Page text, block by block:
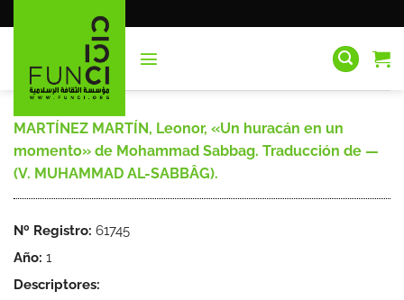
al
MARTÍNEZ MARTÍN, Leonor, «Un huracán en un
momento» de Mohammad Sabbag. Traducción de —
(V. MUHAMMAD AL-SABBÂG).
Nº Registro: 61745
Año: 1
Descriptores: